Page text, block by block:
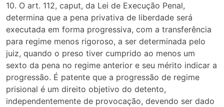
10. O art. 112, caput, da Lei de Execução Penal,
determina que a pena privativa de liberdade será
executada em forma progressiva, com a transferência
para regime menos rigoroso, a ser determinada pelo
juiz, quando o preso tiver cumprido ao menos um
sexto da pena no regime anterior e seu mérito indicar a
progressão. É patente que a progressão de regime
prisional é um direito objetivo do detento,
independentemente de provocação, devendo ser dado